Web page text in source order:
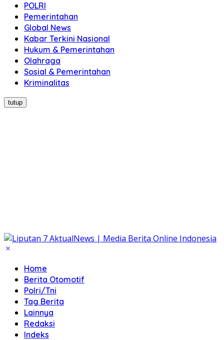
POLRI
Pemerintahan
Global News
Kabar Terkini Nasional
Hukum & Pemerintahan
Olahraga
Sosial & Pemerintahan
Kriminalitas
tutup
Home
Berita Otomotif
Polri/Tni
Tag Berita
Lainnya
Redaksi
Indeks